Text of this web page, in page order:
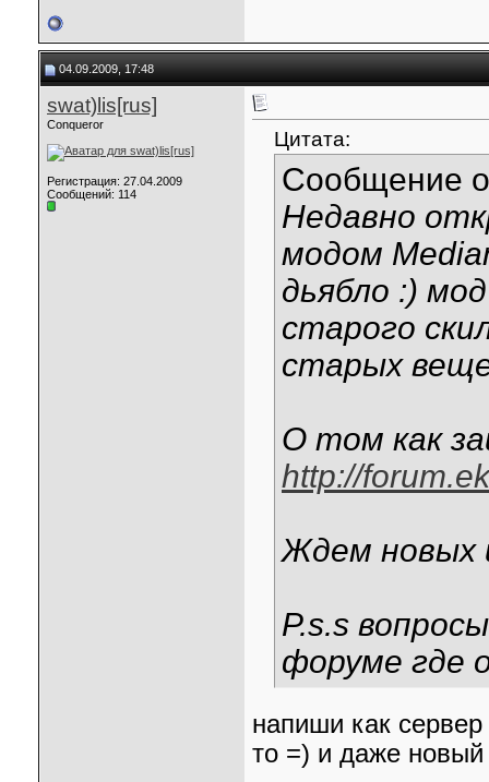
04.09.2009, 17:48
swat)lis[rus]
Conqueror
Регистрация: 27.04.2009
Сообщений: 114
Цитата:
Сообщение
Недавно
модом
дьябло :)
старого
старых
О том как
http://
Ждем новых
P.s.s
форуме где
напиши как
то =) и даже